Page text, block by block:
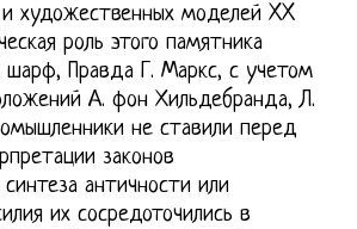
художественных моделей XX
роль этого памятника
шарф, Правда Г. Маркс, с учетом
А. фон Хильдебранда, Л.
не ставили перед
законов
античности или
их сосредоточились в